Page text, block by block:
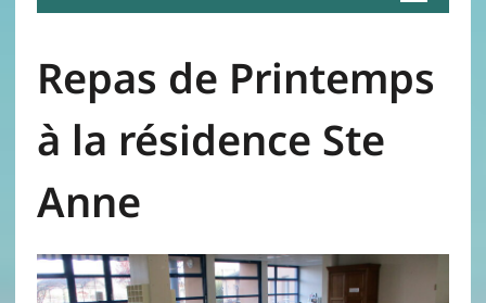
Repas de Printemps
à la résidence Ste
Anne